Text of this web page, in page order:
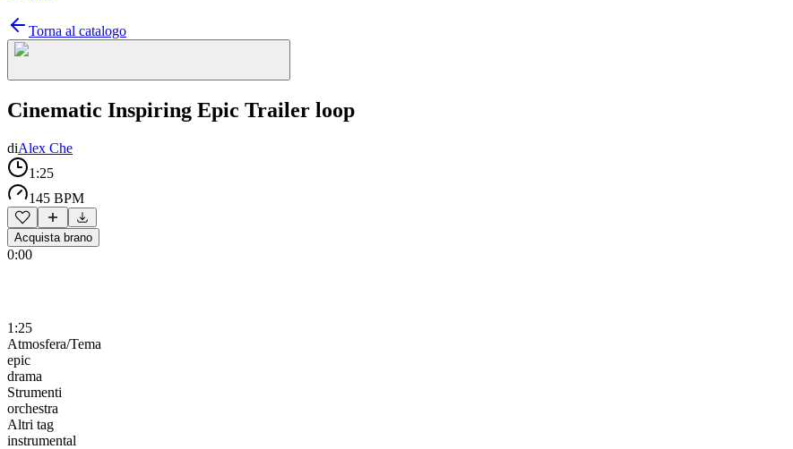
Torna al catalogo
Cinematic Inspiring Epic Trailer loop
diAlex Che
1:25
145 BPM
Acquista brano
0:00
1:25
Atmosfera/Tema
epic
drama
Strumenti
orchestra
Altri tag
instrumental